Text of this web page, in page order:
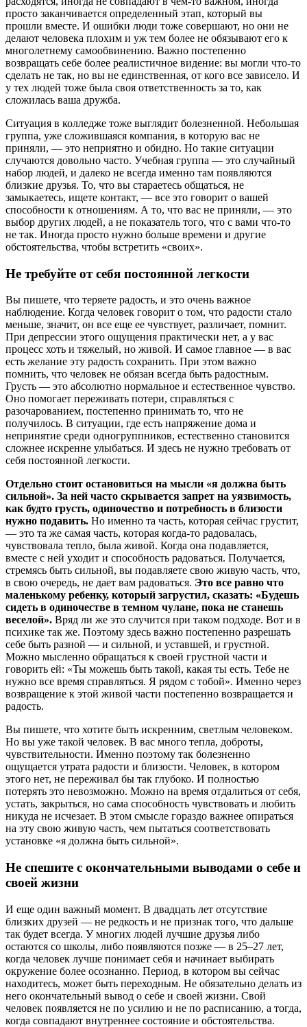
просто заканчивается определенный этап, который вы
прошли вместе. И ошибки люди тоже совершают, но они не
делают человека плохим и уж тем более не обязывают его к
многолетнему самообвинению. Важно постепенно
возвращать себе более реалистичное видение: вы могли что-то
сделать не так, но вы не единственная, от кого все зависело. И
у тех людей тоже была своя ответственность за то, как
сложилась ваша дружба.
Ситуация в колледже тоже выглядит болезненной. Небольшая
группа, уже сложившаяся компания, в которую вас не
приняли, — это неприятно и обидно. Но такие ситуации
случаются довольно часто. Учебная группа — это случайный
набор людей, и далеко не всегда именно там появляются
близкие друзья. То, что вы стараетесь общаться, не
замыкаетесь, ищете контакт, — все это говорит о вашей
способности к отношениям. А то, что вас не приняли, — это
выбор других людей, а не показатель того, что с вами что-то
не так. Иногда просто нужно больше времени и другие
обстоятельства, чтобы встретить «своих».
Не требуйте от себя постоянной легкости
Вы пишете, что теряете радость, и это очень важное
наблюдение. Когда человек говорит о том, что радости стало
меньше, значит, он все еще ее чувствует, различает, помнит.
При депрессии этого ощущения практически нет, а у вас
процесс хоть и тяжелый, но живой. И самое главное — в вас
есть желание эту радость сохранить. При этом важно
помнить, что человек не обязан всегда быть радостным.
Грусть — это абсолютно нормальное и естественное чувство.
Оно помогает переживать потери, справляться с
разочарованием, постепенно принимать то, что не
получилось. В ситуации, где есть напряжение дома и
непринятие среди одногруппников, естественно становится
сложнее искренне улыбаться. И здесь не нужно требовать от
себя постоянной легкости.
Отдельно стоит остановиться на мысли «я должна быть
сильной». За ней часто скрывается запрет на уязвимость,
как будто грусть, одиночество и потребность в близости
нужно подавить. Но именно та часть, которая сейчас грустит,
— это та же самая часть, которая когда-то радовалась,
чувствовала тепло, была живой. Когда она подавляется,
вместе с ней уходит и способность радоваться. Получается,
стремясь быть сильной, вы подавляете свою живую часть, что,
в свою очередь, не дает вам радоваться. Это все равно что
маленькому ребенку, который загрустил, сказать: «Будешь
сидеть в одиночестве в темном чулане, пока не станешь
веселой». Вряд ли же это случится при таком подходе. Вот и в
психике так же. Поэтому здесь важно постепенно разрешать
себе быть разной — и сильной, и уставшей, и грустной.
Можно мысленно обращаться к своей грустной части и
говорить ей: «Ты можешь быть такой, какая ты есть. Тебе не
нужно все время справляться. Я рядом с тобой». Именно через
возвращение к этой живой части постепенно возвращается и
радость.
Вы пишете, что хотите быть искренним, светлым человеком.
Но вы уже такой человек. В вас много тепла, доброты,
чувствительности. Именно поэтому так болезненно
ощущается утрата радости и близости. Человек, в котором
этого нет, не переживал бы так глубоко. И полностью
потерять это невозможно. Можно на время отдалиться от себя,
устать, закрыться, но сама способность чувствовать и любить
никуда не исчезает. В этом смысле гораздо важнее опираться
на эту свою живую часть, чем пытаться соответствовать
установке «я должна быть сильной».
Не спешите с окончательными выводами о себе и
своей жизни
И еще один важный момент. В двадцать лет отсутствие
близких друзей — не редкость и не признак того, что дальше
так будет всегда. У многих людей лучшие друзья либо
остаются со школы, либо появляются позже — в 25–27 лет,
когда человек лучше понимает себя и начинает выбирать
окружение более осознанно. Период, в котором вы сейчас
находитесь, может быть переходным. Не обязательно делать из
него окончательный вывод о себе и своей жизни. Свой
человек появляется не по усилию и не по расписанию, а тогда,
когда совпадают внутреннее состояние и обстоятельства.